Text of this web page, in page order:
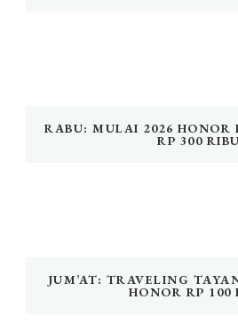
RABU: MULAI 2026 HONOR
RP 300 RIBU
JUM’AT: TRAVELING
HONOR RP 100